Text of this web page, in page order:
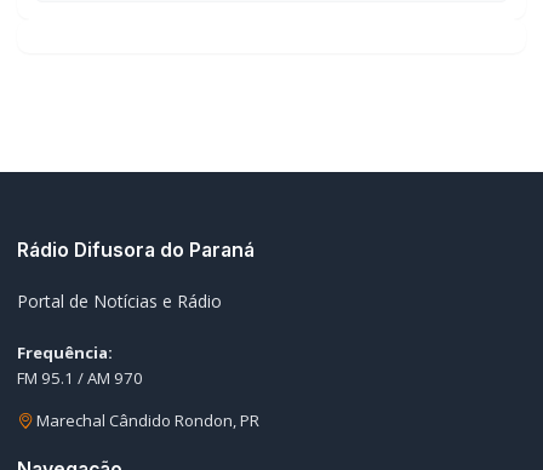
Rádio Difusora do Paraná
Portal de Notícias e Rádio
Frequência:
FM 95.1 / AM 970
Marechal Cândido Rondon, PR